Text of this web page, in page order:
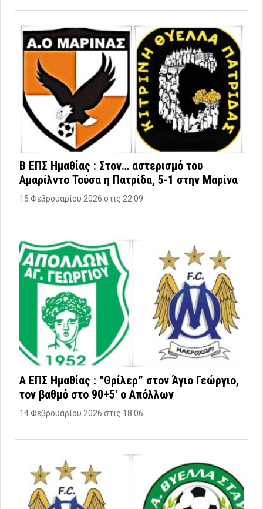
Β ΕΠΣ Ημαθίας : Στον… αστερισμό του
Αμαρίλντο Τούσα η Πατρίδα, 5-1 στην Μαρίνα
15 Φεβρουαρίου 2026 στις 22:09
Α ΕΠΣ Ημαθίας : “Θρίλερ” στον Άγιο Γεώργιο,
τον βαθμό στο 90+5′ ο Απόλλων
14 Φεβρουαρίου 2026 στις 18:06